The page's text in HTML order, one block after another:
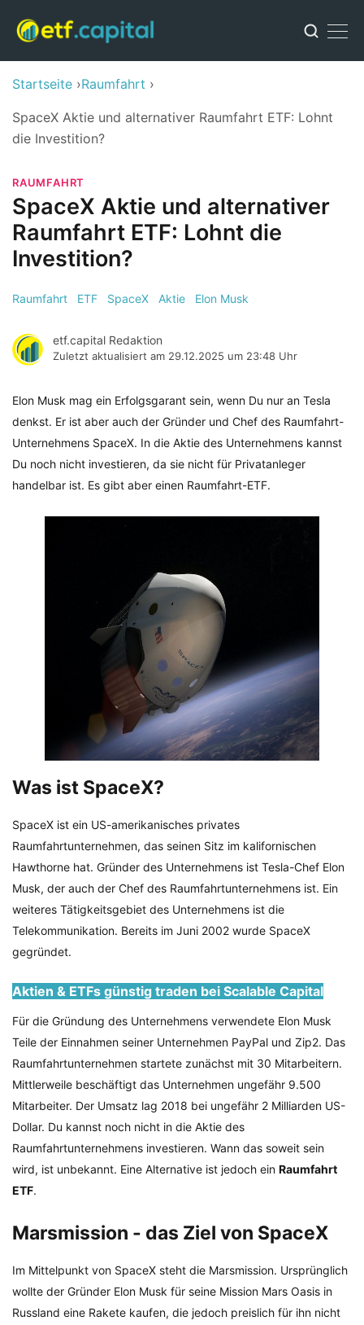
Startseite Raumfahrt
SpaceX Aktie und alternativer Raumfahrt ETF: Lohnt
die Investition?
RAUMFAHRT
SpaceX Aktie und alternativer
Raumfahrt ETF: Lohnt die
Investition?
Raumfahrt ETF SpaceX Aktie Elon Musk
etf.capital Redaktion
Zuletzt aktualisiert am 29.12.2025 um 23:48 Uhr
Elon Musk mag ein Erfolgsgarant sein, wenn Du nur an Tesla
denkst. Er ist aber auch der Gründer und Chef des Raumfahrt-
Unternehmens SpaceX. In die Aktie des Unternehmens kannst
Du noch nicht investieren, da sie nicht für Privatanleger
handelbar ist. Es gibt aber einen Raumfahrt-ETF.
Was ist SpaceX?
SpaceX ist ein US-amerikanisches privates
Raumfahrtunternehmen, das seinen Sitz im kalifornischen
Hawthorne hat. Gründer des Unternehmens ist Tesla-Chef Elon
Musk, der auch der Chef des Raumfahrtunternehmens ist. Ein
weiteres Tätigkeitsgebiet des Unternehmens ist die
Telekommunikation. Bereits im Juni 2002 wurde SpaceX
gegründet.
Aktien & ETFs günstig traden bei Scalable Capital
Für die Gründung des Unternehmens verwendete Elon Musk
Teile der Einnahmen seiner Unternehmen PayPal und Zip2. Das
Raumfahrtunternehmen startete zunächst mit 30 Mitarbeitern.
Mittlerweile beschäftigt das Unternehmen ungefähr 9.500
Mitarbeiter. Der Umsatz lag 2018 bei ungefähr 2 Milliarden US-
Dollar. Du kannst noch nicht in die Aktie des
Raumfahrtunternehmens investieren. Wann das soweit sein
wird, ist unbekannt. Eine Alternative ist jedoch ein Raumfahrt
ETF.
Marsmission - das Ziel von SpaceX
Im Mittelpunkt von SpaceX steht die Marsmission. Ursprünglich
wollte der Gründer Elon Musk für seine Mission Mars Oasis in
Russland eine Rakete kaufen, die jedoch preislich für ihn nicht